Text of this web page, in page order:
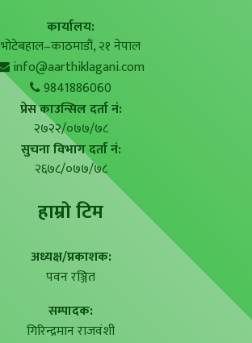
कार्यालय:
भोटेबहाल–काठमाडौं, २१ नेपाल
info@aarthiklagani.com
9841886060
प्रेस काउन्सिल दर्ता नं:
२७२२/०७७/७८
सुचना विभाग दर्ता नं:
२६७८/०७७/७८
हाम्राे टिम
अध्यक्ष/प्रकाशक:
पवन रञ्जित
सम्पादक:
गिरिन्द्रमान राजवंशी